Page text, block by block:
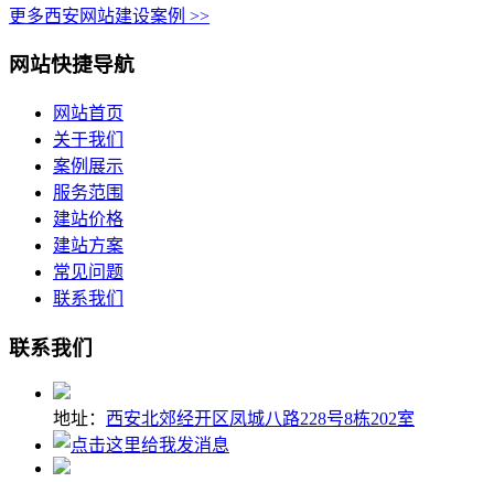
更多西安网站建设案例 >>
网站快捷导航
网站首页
关于我们
案例展示
服务范围
建站价格
建站方案
常见问题
联系我们
联系我们
地址： 西安北郊经开区凤城八路228号8栋202室